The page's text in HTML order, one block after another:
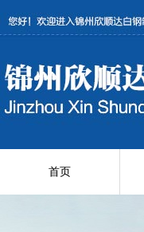
首页